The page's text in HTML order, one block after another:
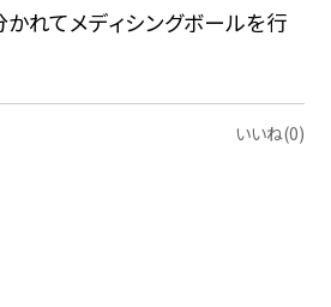
かれてメディシングボールを行
いいね(0)